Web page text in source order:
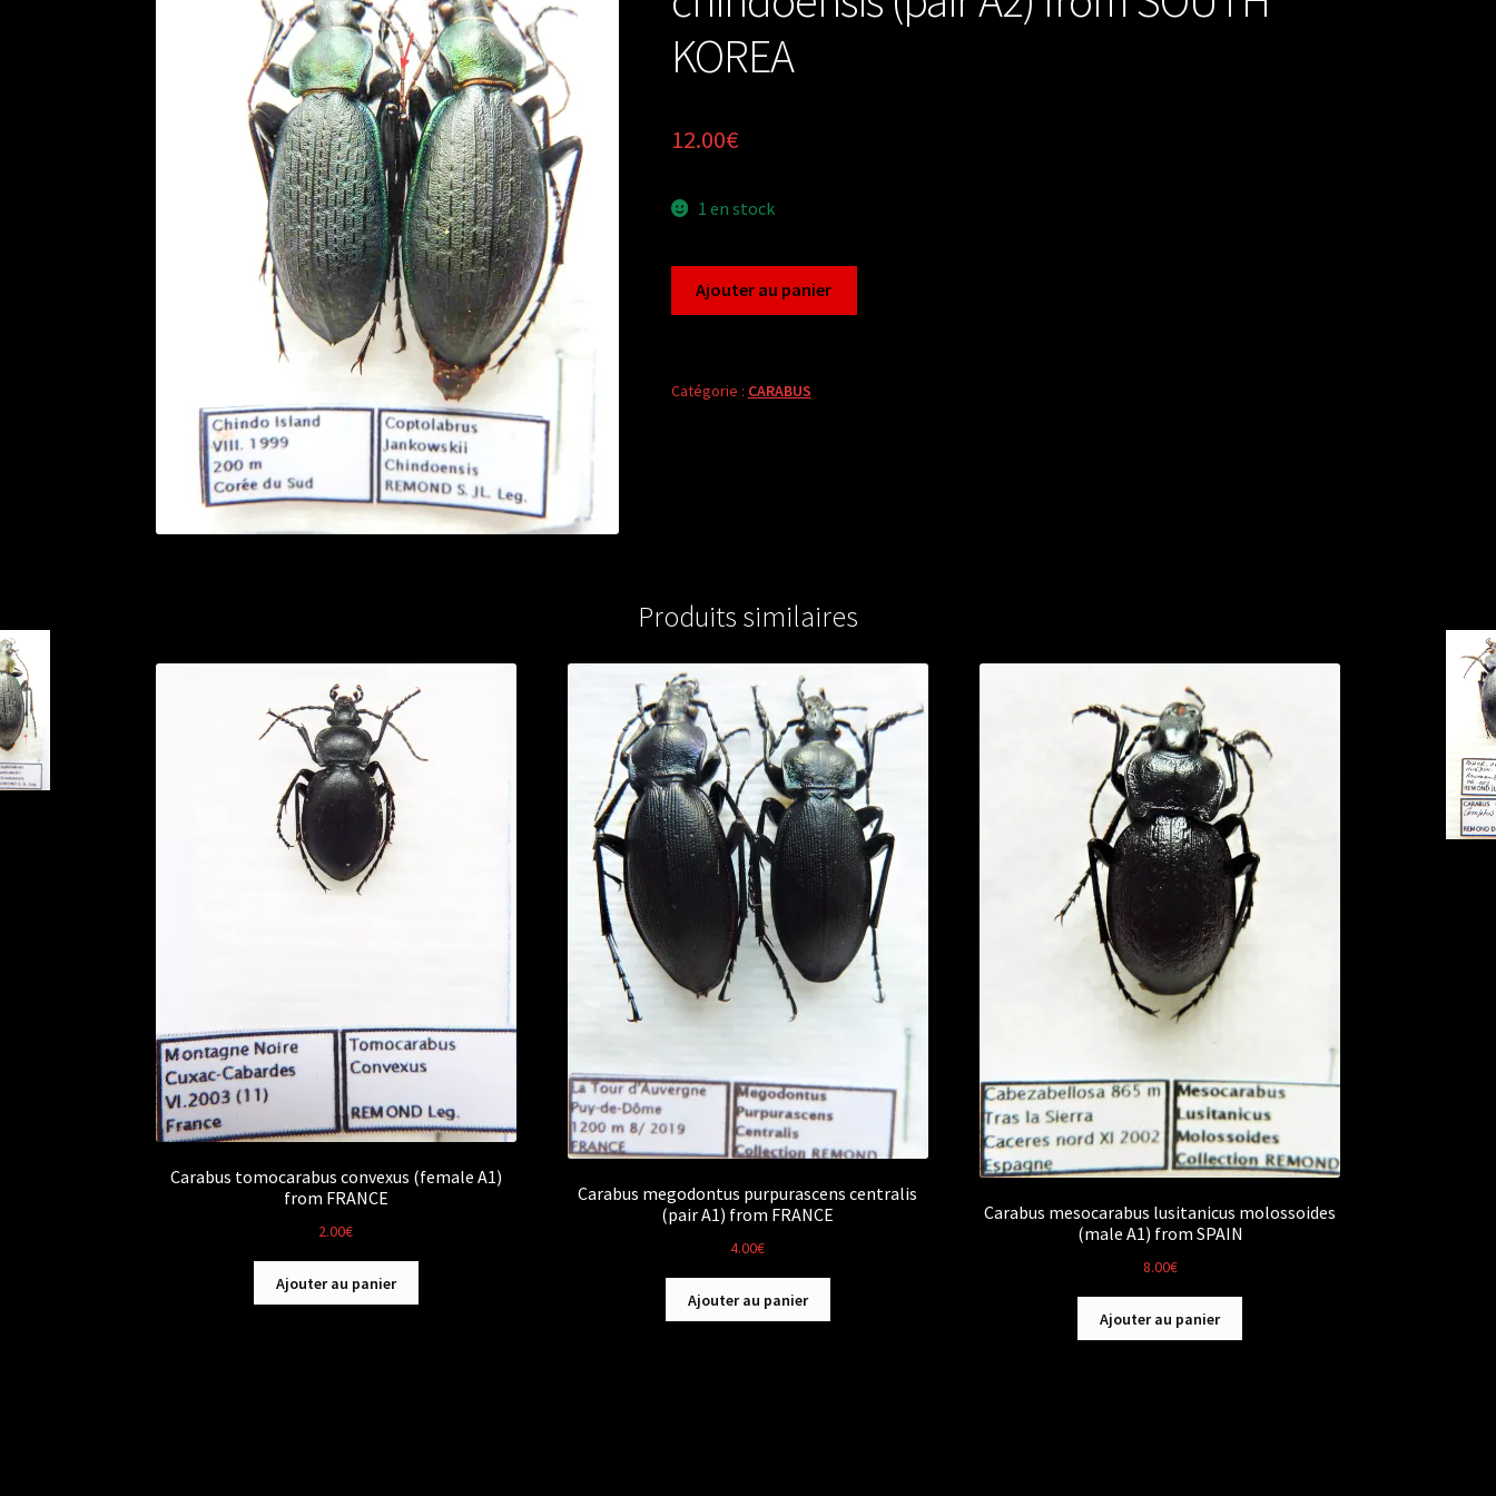
KOREA
12.00€
1 en stock
jankowskii
Ajouter au panier
Catégorie : CARABUS
Produits similaires
Carabus tomocarabus convexus (female A1)
from FRANCE
2.00€
Ajouter au panier
Carabus megodontus purpurascens centralis
(pair A1) from FRANCE
4.00€
Ajouter au panier
Carabus mesocarabus lusitanicus molossoides
(male A1) from SPAIN
8.00€
Ajouter au panier